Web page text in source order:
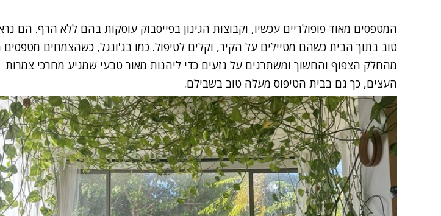
המטפסים מאוד פופולריים עכשיו, וקבוצות הגינון בפייסבוק עוסקות בהם ללא הרף. הם
טוב בתוך הבית כשהם מטיילים על הקיר, וקלים לטיפול. כמו בג'ונגל, כשהצמחים
מהחלק הצפוף והחשוך ומשתרגים על גזעים כדי ליהנות מאור טבעי שמגיע מחרכי צמרות
העצים, כך גם בבית הטיפוס מעלה טוב בשבילם.